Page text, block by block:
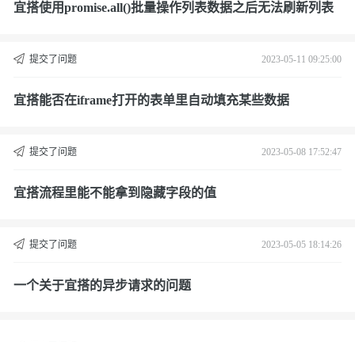
宜搭使用promise.all()批量操作列表数据之后无法刷新列表
提交了问题 2023-05-11 09:25:00
宜搭能否在iframe打开的表单里自动填充某些数据
提交了问题 2023-05-08 17:52:47
宜搭流程里能不能拿到隐藏字段的值
提交了问题 2023-05-05 18:14:26
一个关于宜搭的异步请求的问题